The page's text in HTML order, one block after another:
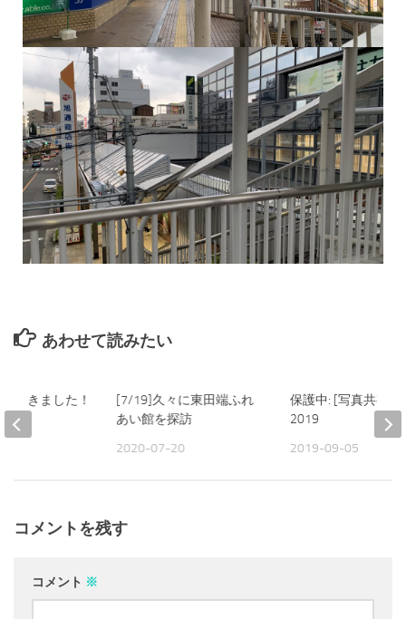
あわせて読みたい
[7/19]久々に東田端ふれ
あい館を探訪
2020-07-20
保護中: [写真共有]
2019
2019-09-05
届きました！
コメントを残す
コメント ※